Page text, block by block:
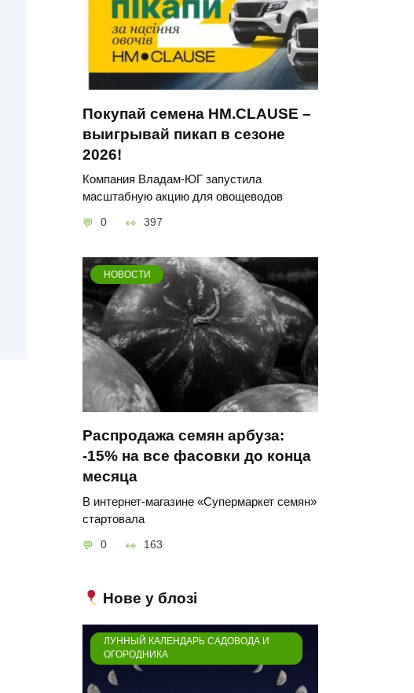
Покупай семена HM.CLAUSE –
выигрывай пикап в сезоне
2026!
Компания Владам-ЮГ запустила
масштабную акцию для овощеводов
0 397
НОВОСТИ
Распродажа семян арбуза:
-15% на все фасовки до конца
месяца
В интернет-магазине «Супермаркет семян»
стартовала
0 163
Нове у блозі
ЛУННЫЙ КАЛЕНДАРЬ САДОВОДА И
ОГОРОДНИКА